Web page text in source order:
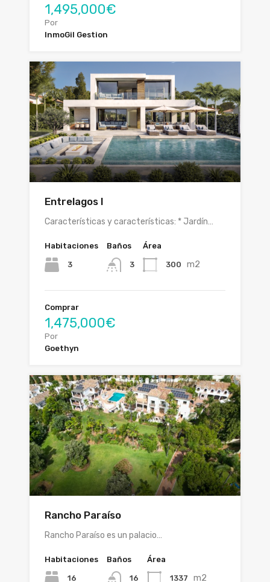
1,495,000€
Por
InmoGil Gestion
Entrelagos I
Características y características: * Jardín…
Habitaciones
3
Baños
3
Área
300 m2
Comprar
1,475,000€
Por
Goethyn
Rancho Paraíso
Rancho Paraíso es un palacio…
Habitaciones
16
Baños
16
Área
1337 m2